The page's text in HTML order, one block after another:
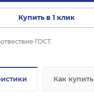
Купить в 1 клик
ГОСТ.
Как купить